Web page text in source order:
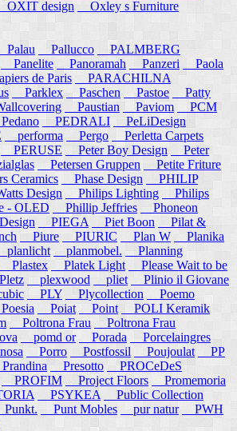
OXIT design Oxley s Furniture
Palau Pallucco
PALMBERG
Panelite Panoramah Panzeri
Paola
de Paris
PARACHILNA
Parklex Paschen Pastoe
Patty
Paustian Paviom
PCM
PEDRALI
PeLiDesign
performa Pergo
Perletta Carpets
PERUSE Peter Boy Design
Peter
Petersen Gruppen
Petite Friture
Ceramics
Phase Design
PHILIP
Design
Philips Lighting
Philips
- OLED
Phillip Jeffries
Phoneon
PIEGA Piet Boon
Pilat &
Piure PIURIC Plan W
Planika
planlicht planmobel. Planning
Plastex Platek Light
Please Wait to be
plexwood pliet
Plinio il Giovane
PLY Plycollection
Poemo
Poiat Point
POLI Keramik
Poltrona Frau
Poltrona Frau
pomd or Porada
Porcelaingres
Porro Postfossil Poujoulat
PP
Presotto
PROCeDeS
PROFIM Project Floors
Promemoria
PSYKEA
Public Collection
Punt Mobles pur natur
PWH